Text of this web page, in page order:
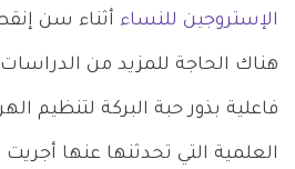
الإستروجين للنساء أثناء سن
هناك الحاجة للمزيد من الدراسات
فاعلية بذور حبة البركة لتنظيم
العلمية التي تحدثنها عنها أجريت